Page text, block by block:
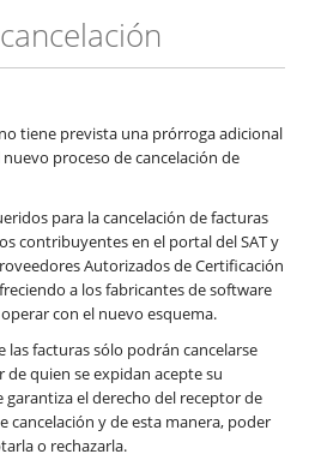
tiene prevista una prórroga adicional
proceso de cancelación de
para la cancelación de facturas
contribuyentes en el portal del SAT y
Autorizados de Certificación
a los fabricantes de software
con el nuevo esquema.
las facturas sólo podrán cancelarse
quien se expidan acepte su
garantiza el derecho del receptor de
cancelación y de esta manera, poder
o rechazarla.